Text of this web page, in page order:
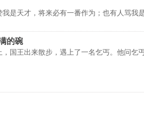
是天才，将来必有一番作为；也有人骂我
的碗
，国王出来散步，遇上了一名乞丐。他问乞